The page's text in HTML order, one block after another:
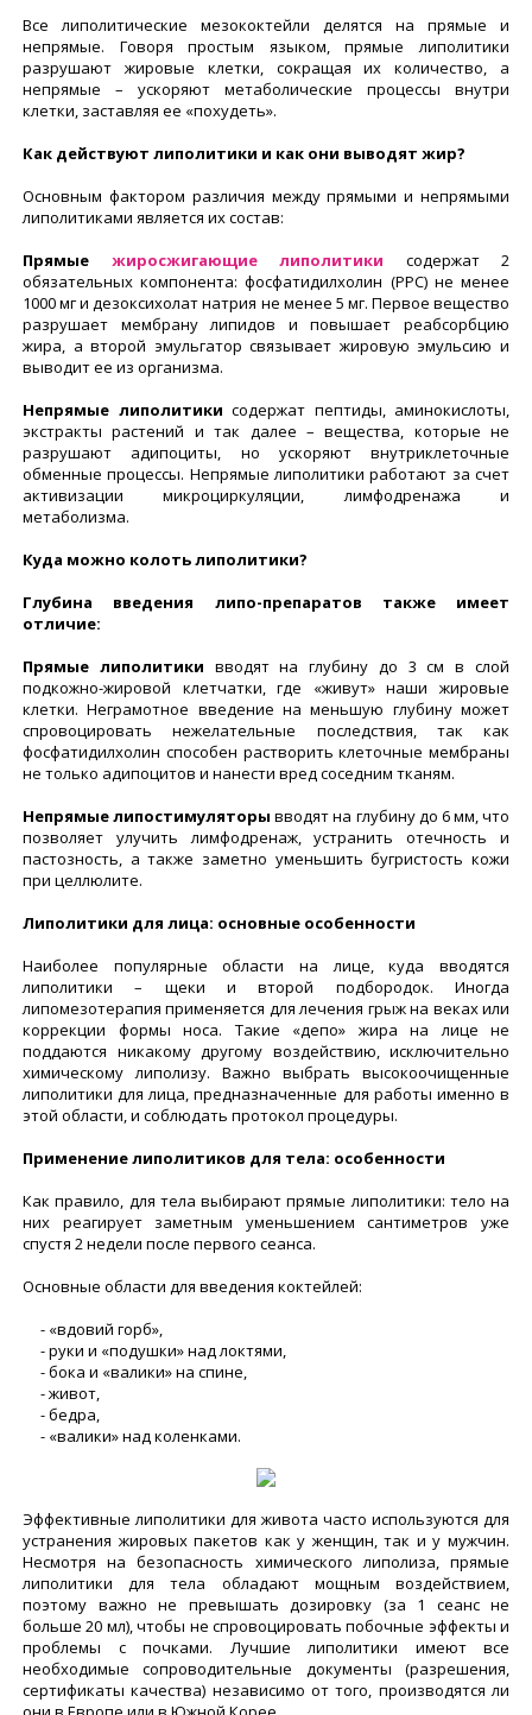
Все липолитические мезококтейли делятся на прямые и
непрямые. Говоря простым языком, прямые липолитики
разрушают жировые клетки, сокращая их количество, а
непрямые – ускоряют метаболические процессы внутри
клетки, заставляя ее «похудеть».
Как действуют липолитики и как они выводят жир?
Основным фактором различия между прямыми и непрямыми
липолитиками является их состав:
Прямые
жиросжигающие липолитики содержат 2
обязательных компонента: фосфатидилхолин (PPC) не менее
1000 мг и дезоксихолат натрия не менее 5 мг. Первое вещество
разрушает мембрану липидов и повышает реабсорбцию
жира, а второй эмульгатор связывает жировую эмульсию и
выводит ее из организма.
Непрямые липолитики содержат пептиды, аминокислоты,
экстракты растений и так далее – вещества, которые не
разрушают адипоциты, но ускоряют внутриклеточные
обменные процессы. Непрямые липолитики работают за счет
активизации микроциркуляции, лимфодренажа и
метаболизма.
Куда можно колоть липолитики?
Глубина введения липо-препаратов также имеет
отличие:
Прямые липолитики вводят на глубину до 3 см в слой
подкожно-жировой клетчатки, где «живут» наши жировые
клетки. Неграмотное введение на меньшую глубину может
спровоцировать нежелательные последствия, так как
фосфатидилхолин способен растворить клеточные мембраны
не только адипоцитов и нанести вред соседним тканям.
Непрямые липостимуляторы вводят на глубину до 6 мм, что
позволяет улучить лимфодренаж, устранить отечность и
пастозность, а также заметно уменьшить бугристость кожи
при целлюлите.
Липолитики для лица: основные особенности
Наиболее популярные области на лице, куда вводятся
липолитики – щеки и второй подбородок. Иногда
липомезотерапия применяется для лечения грыж на веках или
коррекции формы носа. Такие «депо» жира на лице не
поддаются никакому другому воздействию, исключительно
химическому липолизу. Важно выбрать высокоочищенные
липолитики для лица, предназначенные для работы именно в
этой области, и соблюдать протокол процедуры.
Применение липолитиков для тела: особенности
Как правило, для тела выбирают прямые липолитики: тело на
них реагирует заметным уменьшением сантиметров уже
спустя 2 недели после первого сеанса.
Основные области для введения коктейлей:
- «вдовий горб»,
- руки и «подушки» над локтями,
- бока и «валики» на спине,
- живот,
- бедра,
- «валики» над коленками.
Эффективные липолитики для живота часто используются для
устранения жировых пакетов как у женщин, так и у мужчин.
Несмотря на безопасность химического липолиза, прямые
липолитики для тела обладают мощным воздействием,
поэтому важно не превышать дозировку (за 1 сеанс не
больше 20 мл), чтобы не спровоцировать побочные эффекты и
проблемы с почками. Лучшие липолитики имеют все
необходимые сопроводительные документы (разрешения,
сертификаты качества) независимо от того, производятся ли